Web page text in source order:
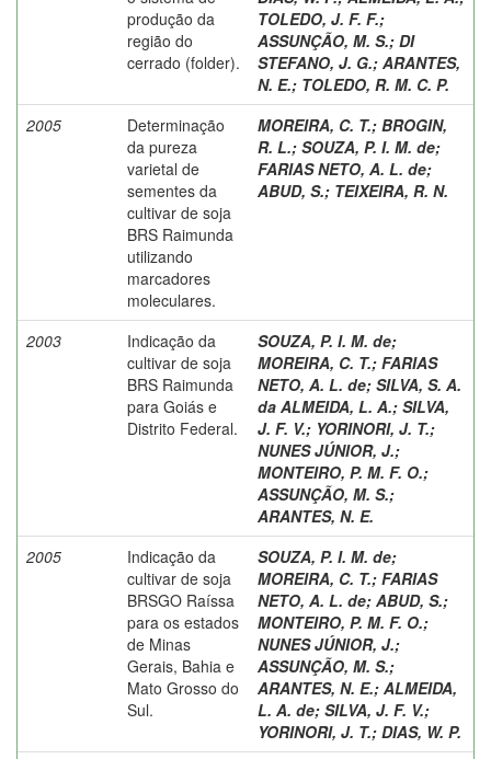
produção da
região do
cerrado (folder).
TOLEDO, J. F. F.;
ASSUNÇÃO, M. S.; DI
STEFANO, J. G.; ARANTES,
N. E.; TOLEDO, R. M. C. P.
2005
Determinação
da pureza
varietal de
sementes da
cultivar de soja
BRS Raimunda
utilizando
marcadores
moleculares.
MOREIRA, C. T.; BROGIN,
R. L.; SOUZA, P. I. M. de;
FARIAS NETO, A. L. de;
ABUD, S.; TEIXEIRA, R. N.
2003
Indicação da
cultivar de soja
BRS Raimunda
para Goiás e
Distrito Federal.
SOUZA, P. I. M. de;
MOREIRA, C. T.; FARIAS
NETO, A. L. de; SILVA, S. A.
da ALMEIDA, L. A.; SILVA,
J. F. V.; YORINORI, J. T.;
NUNES JÚNIOR, J.;
MONTEIRO, P. M. F. O.;
ASSUNÇÃO, M. S.;
ARANTES, N. E.
2005
Indicação da
cultivar de soja
BRSGO Raíssa
para os estados
de Minas
Gerais, Bahia e
Mato Grosso do
Sul.
SOUZA, P. I. M. de;
MOREIRA, C. T.; FARIAS
NETO, A. L. de; ABUD, S.;
MONTEIRO, P. M. F. O.;
NUNES JÚNIOR, J.;
ASSUNÇÃO, M. S.;
ARANTES, N. E.; ALMEIDA,
L. A. de; SILVA, J. F. V.;
YORINORI, J. T.; DIAS, W. P.